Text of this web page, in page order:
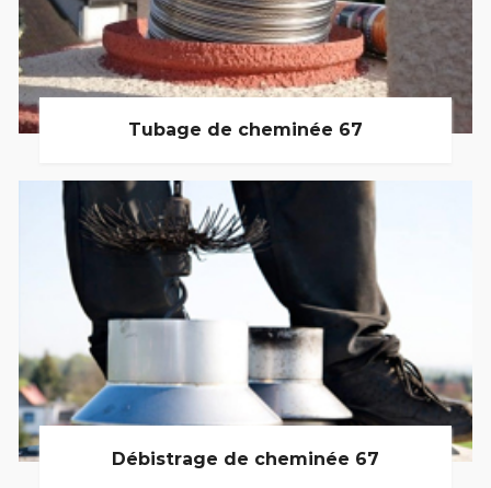
Tubage de cheminée 67
Débistrage de cheminée 67